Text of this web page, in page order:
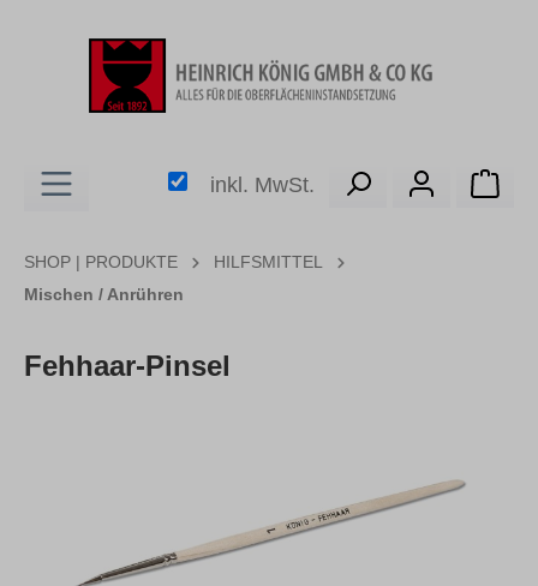
inkl. MwSt.
SHOP | PRODUKTE
HILFSMITTEL
Mischen / Anrühren
Fehhaar-Pinsel